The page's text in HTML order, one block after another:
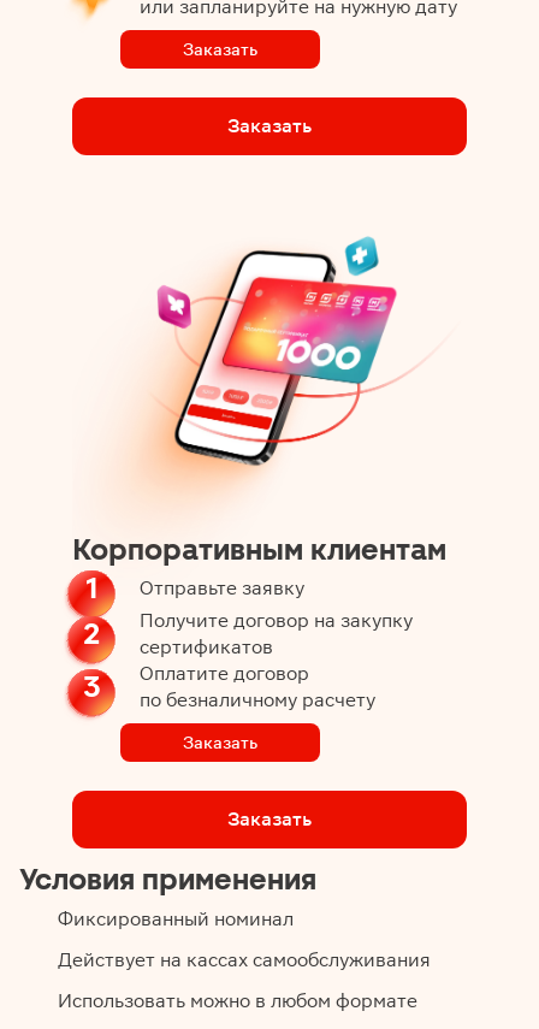
или запланируйте на нужную дату
Заказать
Заказать
Корпоративным клиентам
1
Отправьте заявку
2
Получите договор на закупку
сертификатов
3
Оплатите договор
по безналичному расчету
Заказать
Заказать
Условия применения
Фиксированный номинал
Действует на кассах самообслуживания
Использовать можно в любом формате